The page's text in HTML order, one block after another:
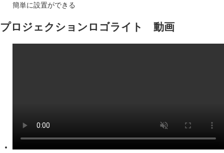
簡単に設置ができる
プロジェクションロゴライト 動画